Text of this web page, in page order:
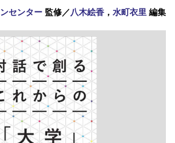
センター 監修／八木絵香 ， 水町衣里 編集